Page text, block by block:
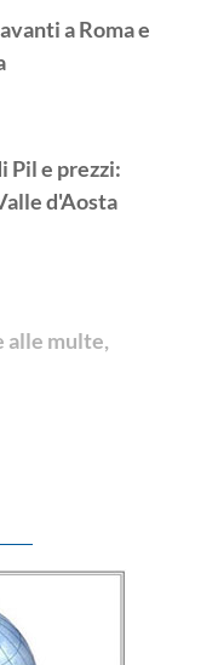
a Roma e
Pil e prezzi:
d'Aosta
alle multe,